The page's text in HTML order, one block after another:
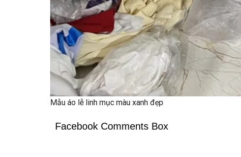
Mẫu áo lễ linh mục màu xanh đẹp
Facebook Comments Box